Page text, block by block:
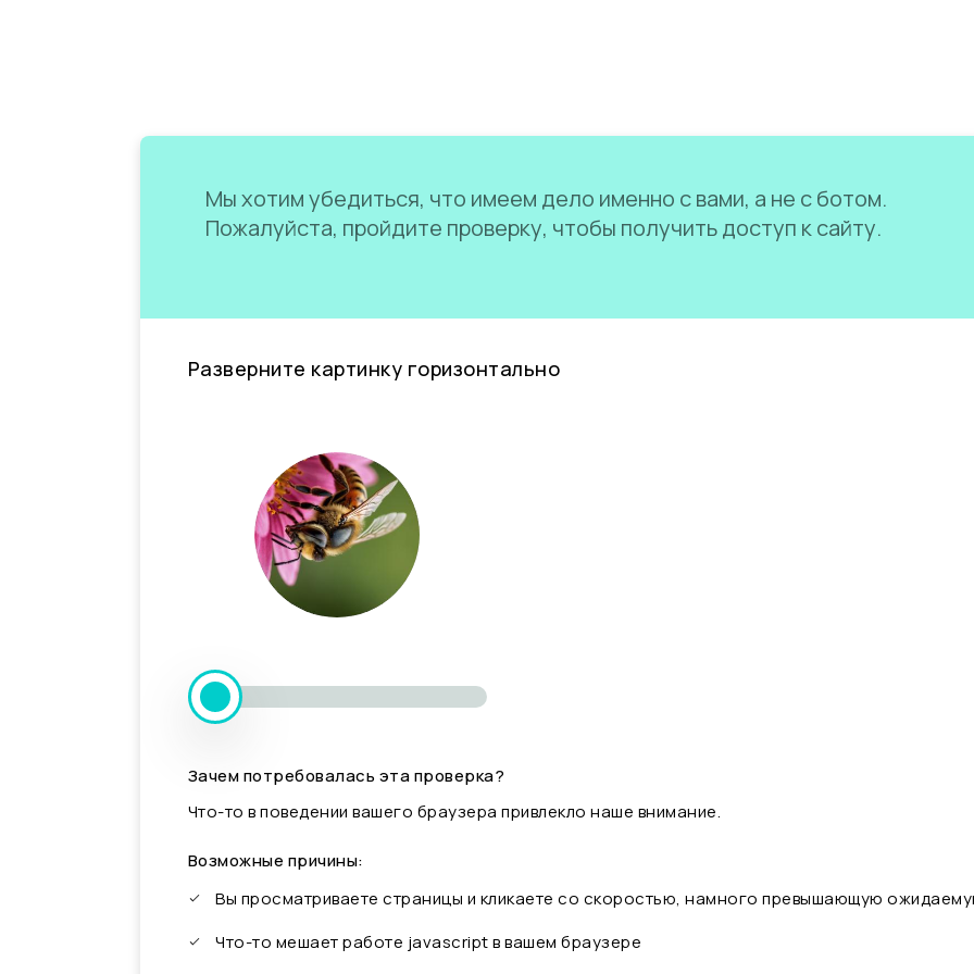
Мы хотим убедиться, что имеем дело именно с вами, а не с ботом.
Пожалуйста, пройдите проверку, чтобы получить доступ к сайту.
Разверните картинку горизонтально
Зачем потребовалась эта проверка?
Что-то в поведении вашего браузера привлекло наше внимание.
Возможные причины:
Вы просматриваете страницы и кликаете со скоростью, намного превышающую
Что-то мешает работе javascript в вашем браузере